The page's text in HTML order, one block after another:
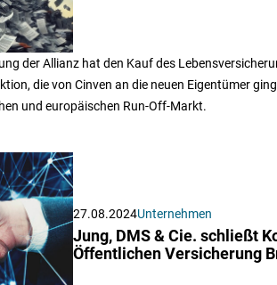
der Allianz hat den Kauf des
die von Cinven an die neuen Eigentümer
und europäischen Run-Off-Markt.
27.08.2024Unternehmen
Jung, DMS & Cie. schließt
Öffentlichen Versicherung